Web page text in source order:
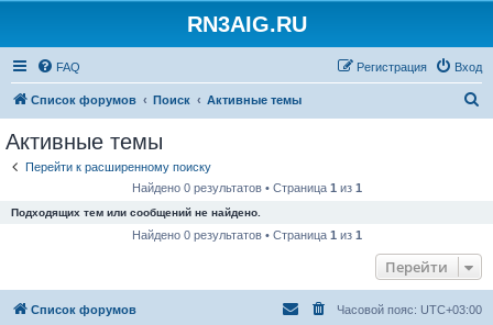
RN3AIG.RU
FAQ Вход
Регистрация
Список форумов Поиск Активные темы
Активные темы
Перейти к расширенному поиску
Найдено 0 результатов • Страница 1 из 1
Подходящих тем или сообщений не найдено.
Найдено 0 результатов • Страница 1 из 1
Перейти
Список форумов Часовой пояс: UTC+03:00